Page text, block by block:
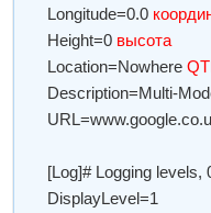
Longitude=0.0
Height=0 высота
Location=Nowhere
Description=Multi-
[Log]# Logging levels,
DisplayLevel=1